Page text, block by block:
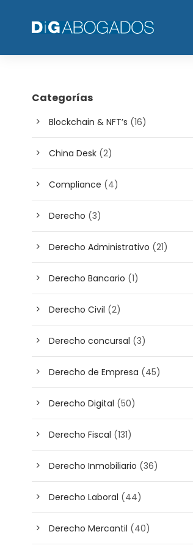
Categorías
Blockchain & NFT’s (16)
China Desk (2)
Compliance (4)
Derecho (3)
Derecho Administrativo (21)
Derecho Bancario (1)
Derecho Civil (2)
Derecho concursal (3)
Derecho de Empresa (45)
Derecho Digital (50)
Derecho Fiscal (131)
Derecho Inmobiliario (36)
Derecho Laboral (44)
Derecho Mercantil (40)